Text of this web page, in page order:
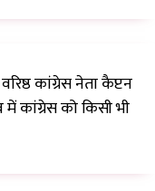
कांग्रेस नेता कैप्टन
कांग्रेस को किसी भी